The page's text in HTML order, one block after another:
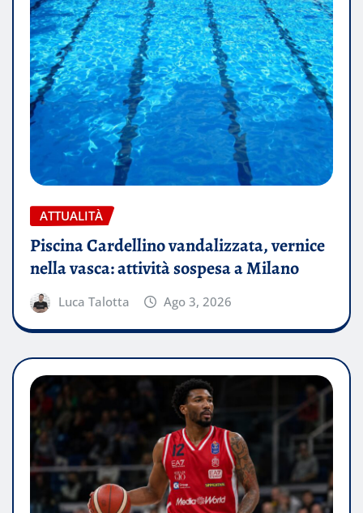
ATTUALITÀ
Piscina Cardellino vandalizzata, vernice
nella vasca: attività sospesa a Milano
Luca Talotta Ago 3, 2026